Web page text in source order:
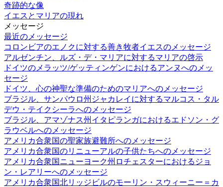
奇跡的な像
イエスとマリアの現れ
メッセージ
最近のメッセージ
コロンビアのエノクに対する善き牧者イエスのメッセージ
アルゼンチン、ルズ・デ・マリアに対するマリアの啓示
ドイツのメラッツ/ゲッティンゲンにおけるアンヌへのメッ
セージ
ドイツ、心の神聖な準備のためのマリアへのメッセージ
ブラジル、サンパウロ州ジャカレイに対するマルコス・タル
デウ・テイクシーラへのメッセージ
ブラジル、アマゾナス州イタピランガにおけるエドソン・グ
ラウベルへのメッセージ
アメリカ合衆国の聖家族避難所へのメッセージ
アメリカ合衆国のリニューアルの子供たちへのメッセージ
アメリカ合衆国ニューヨーク州ロチェスターにおけるジョ
ン・レアリーへのメッセージ
アメリカ合衆国北リッジビルのモーリン・スウィーニー＝カ